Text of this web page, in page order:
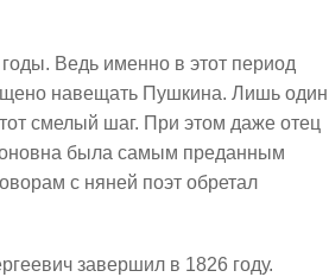
Ведь именно в этот период
навещать Пушкина. Лишь один
смелый шаг. При этом даже отец
была самым преданным
с няней поэт обретал
завершил в 1826 году.